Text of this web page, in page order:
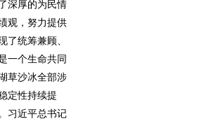
深厚的为民情
观，努力提供
了统筹兼顾、
一个生命共同
草沙冰全部涉
定性持续提
习近平总书记